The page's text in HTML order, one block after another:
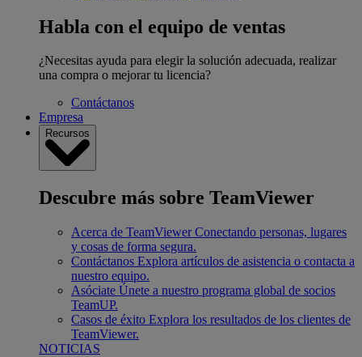
Habla con el equipo de ventas
¿Necesitas ayuda para elegir la solución adecuada, realizar
una compra o mejorar tu licencia?
Contáctanos
Empresa
Recursos
Descubre más sobre TeamViewer
Acerca de TeamViewer Conectando personas, lugares
y cosas de forma segura.
Contáctanos Explora artículos de asistencia o contacta a
nuestro equipo.
Asóciate Únete a nuestro programa global de socios
TeamUP.
Casos de éxito Explora los resultados de los clientes de
TeamViewer.
NOTICIAS